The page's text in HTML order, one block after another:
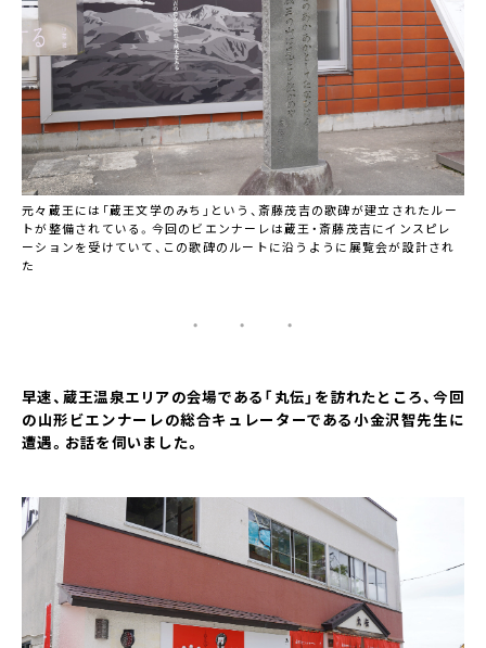
元々蔵王には「蔵王文学のみち」という、斎藤茂吉の歌碑が建立されたルー
トが整備されている。今回のビエンナーレは蔵王・斎藤茂吉にインスピレ
ーションを受けていて、この歌碑のルートに沿うように展覧会が設計され
た
・ ・ ・
早速、蔵王温泉エリアの会場である「丸伝」を訪れたところ、今回
の山形ビエンナーレの総合キュレーターである小金沢智先生に
遭遇。お話を伺いました。